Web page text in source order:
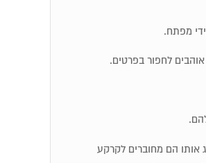
לחפור בפרטים.
אותו הם מחוברים לקרקע